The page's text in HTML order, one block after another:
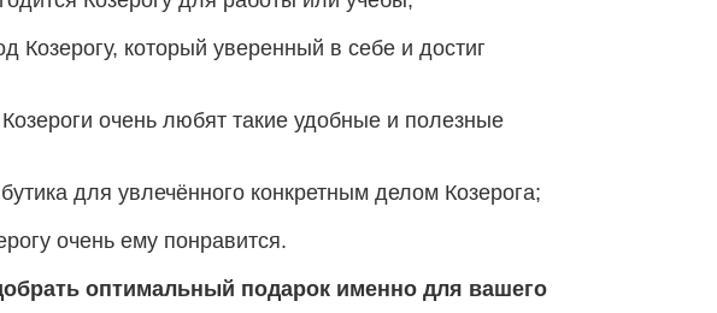
который уверенный в себе и достиг
очень любят такие удобные и полезные
для увлечённого конкретным делом Козерога;
очень ему понравится.
оптимальный подарок именно для вашего